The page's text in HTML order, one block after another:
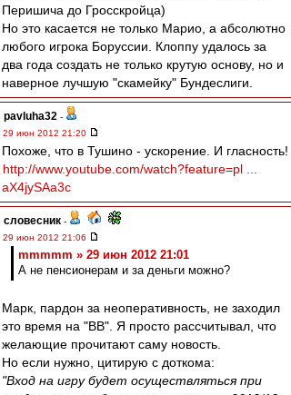
Перишича до Гросскройца)
Но это касается не только Марио, а абсолютно
любого игрока Боруссии. Клоппу удалось за
два года создать не только крутую основу, но и
наверное лучшую "скамейку" Бундеслиги.
pavluha32 -
29 июн 2012 21:20
Похоже, что в Тушино - ускорение. И гласность!
http://www.youtube.com/watch?feature=pl ...
aX4jySAa3c
словесник -
29 июн 2012 21:06
mmmmm » 29 июн 2012 21:01
А не пенсионерам и за деньги можно?
Марк, пардон за неоперативность, не заходил
это время на "ВВ". Я просто рассчитывал, что
желающие прочитают саму новость.
Но если нужно, цитирую с доткома:
"Вход на игру будет осуществляться при